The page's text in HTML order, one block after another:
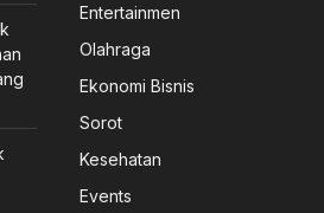
Entertainmen
Olahraga
Ekonomi Bisnis
Sorot
Kesehatan
Events